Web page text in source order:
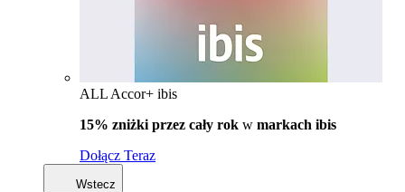
ALL Accor+ ibis
15% zniżki przez cały rok w markach ibis
Dołącz Teraz
Wstecz